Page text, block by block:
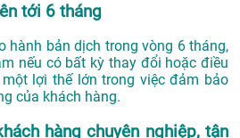
tới 6 tháng
hành bản dịch trong vòng 6 tháng,
nếu có bất kỳ thay đổi hoặc điều
lợi thế lớn trong việc đảm bảo
của khách hàng.
hàng chuyên nghiệp, tận